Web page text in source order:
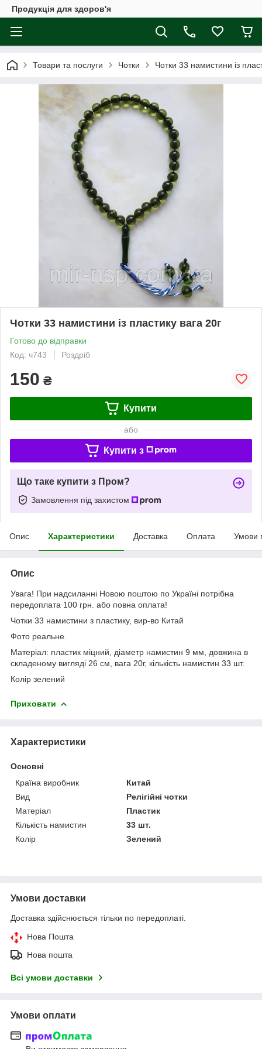
Продукція для здоров'я
Товари та послуги Чотки Чотки 33 намистини із
Чотки 33 намистини із пластику вага 20г
Готово до відправки
Код: ч743
Роздріб
150 ₴
Купити
або
Купити з
Що таке купити з Пром?
Замовлення під захистом
Опис Характеристики Доставка Оплата Умови
Опис
Увага! При надсиланні Новою поштою по Україні потрібна
передоплата 100 грн. або повна оплата!
Чотки 33 намистини з пластику, вир-во Китай
Фото реальне.
Матеріал: пластик міцний, діаметр намистин 9 мм, довжина в
складеному вигляді 26 см, вага 20г, кількість намистин 33 шт.
Колір зелений
Приховати
Характеристики
Основні
Країна виробник
Китай
Вид
Релігійні чотки
Матеріал
Пластик
Кількість намистин
33 шт.
Колір
Зелений
Умови доставки
Доставка здійснюється тільки по передоплаті.
Нова Пошта
Нова пошта
Всі умови доставки
Умови оплати